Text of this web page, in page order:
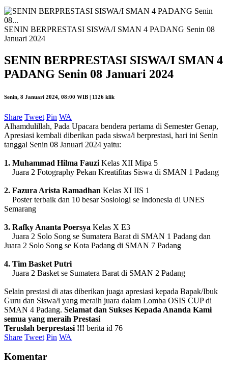
SENIN BERPRESTASI SISWA/I SMAN 4 PADANG Senin 08
Januari 2024
SENIN BERPRESTASI SISWA/I SMAN 4
PADANG Senin 08 Januari 2024
Senin, 8 Januari 2024, 08:00 WIB | 1126 klik
Share Tweet Pin WA
Alhamdulillah, Pada Upacara bendera pertama di Semester Genap,
Apresiasi kembali diberikan pada siswa/i berprestasi, hari ini Senin
tanggal Senin 08 Januari 2024 yaitu:
1. Muhammad Hilma Fauzi Kelas XII Mipa 5
Juara 2 Fotography Pekan Kreatifitas Siswa di SMAN 1 Padang
2. Fazura Arista Ramadhan Kelas XI IIS 1
Poster terbaik dan 10 besar Sosiologi se Indonesia di UNES
Semarang
3. Rafky Ananta Poersya Kelas X E3
Juara 2 Solo Song se Sumatera Barat di SMAN 1 Padang dan
Juara 2 Solo Song se Kota Padang di SMAN 7 Padang
4. Tim Basket Putri
Juara 2 Basket se Sumatera Barat di SMAN 2 Padang
Selain prestasi di atas diberikan juaga apresiasi kepada Bapak/Ibuk
Guru dan Siswa/i yang meraih juara dalam Lomba OSIS CUP di
SMAN 4 Padang. Selamat dan Sukses Kepada Ananda Kami
semua yang meraih Prestasi
Teruslah berprestasi !!! berita id 76
Share Tweet Pin WA
Komentar